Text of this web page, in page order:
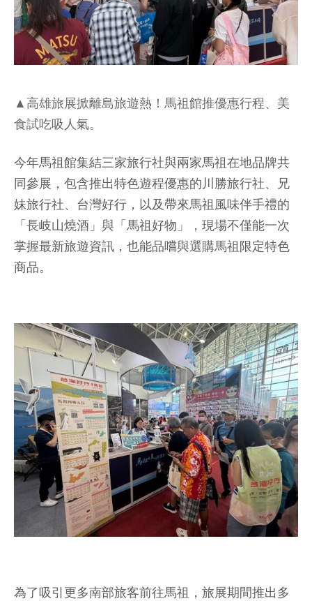
▲高雄旅展掀離島旅遊熱！馬祖館推優惠行程、美
食試吃吸人氣。
今年馬祖館集結三家旅行社與兩家馬祖在地品牌共
同參展，包含推出特色遊程優惠的川勝旅行社、兄
妹旅行社、台灣好行，以及帶來馬祖風味伴手禮的
「長岐山燒酒」與「馬祖好物」，現場不僅能一次
掌握最新旅遊資訊，也能品嚐與選購馬祖限定特色
商品。
為了吸引更多南部旅客前往馬祖，旅展期間推出多